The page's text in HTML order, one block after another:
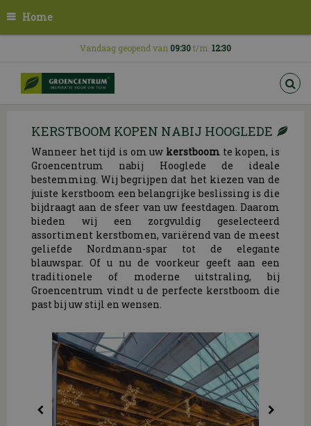
n
Home
Vandaag geopend van 09:30t/m. 12:30
KERSTBOOM KOPEN NABIJ HOOGLEDE
Wanneer het tijd is om uw kerstboom te kopen, is
Groencentrum nabij Hooglede de ideale
bestemming. Wij begrijpen dat het kiezen van de
juiste kerstboom een belangrijke beslissing is die
bijdraagt aan de sfeer van uw feestdagen. Daarom
bieden wij een zorgvuldig geselecteerd
assortiment kerstbomen, variërend van de meest
geliefde Nordmann-spar tot de elegante
blauwspar. Of u nu de voorkeur geeft aan een
traditionele of moderne uitstraling, bij
Groencentrum vindt u de perfecte kerstboom die
past bij uw stijl en wensen.